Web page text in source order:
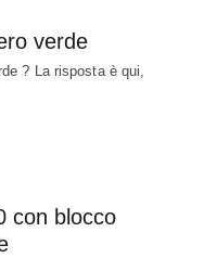
verde
? La risposta è qui,
con blocco